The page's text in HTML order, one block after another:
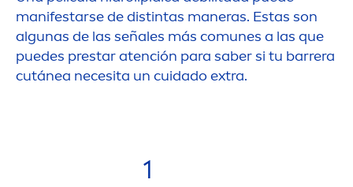
manifestarse de distintas maneras. Estas son
algunas de las señales más comunes a las que
puedes prestar atención para saber si tu barrera
cutánea necesita un cuidado extra.
1